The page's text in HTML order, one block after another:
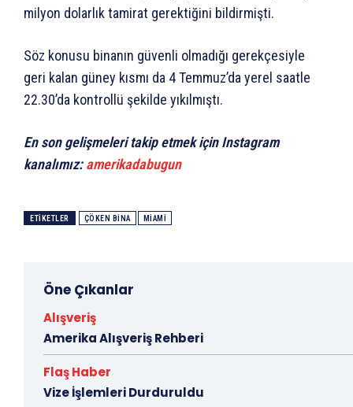
milyon dolarlık tamirat gerektiğini bildirmişti.
Söz konusu binanın güvenli olmadığı gerekçesiyle
geri kalan güney kısmı da 4 Temmuz’da yerel saatle
22.30’da kontrollü şekilde yıkılmıştı.
En son gelişmeleri takip etmek için Instagram
kanalımız:amerikadabugun
ETIKETLER ÇÖKEN BINA MIAMI
Öne Çıkanlar
Alışveriş
Amerika Alışveriş Rehberi
Flaş Haber
Vize İşlemleri Durduruldu